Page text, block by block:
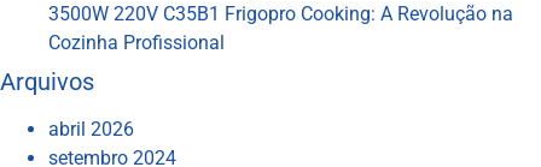
3500W 220V C35B1 Frigopro Cooking: A Revolução na
Cozinha Profissional
Arquivos
abril 2026
setembro 2024